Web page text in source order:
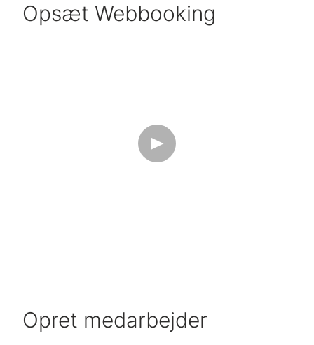
Opsæt Webbooking
Opret medarbejder